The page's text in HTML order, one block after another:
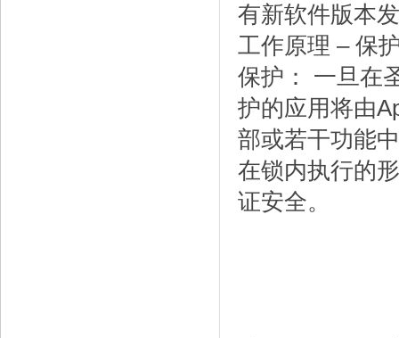
有新软件版本
工作原理 – 保
保护： 一旦在
护的应用将由
部或若干功能
在锁内执行的
证安全。